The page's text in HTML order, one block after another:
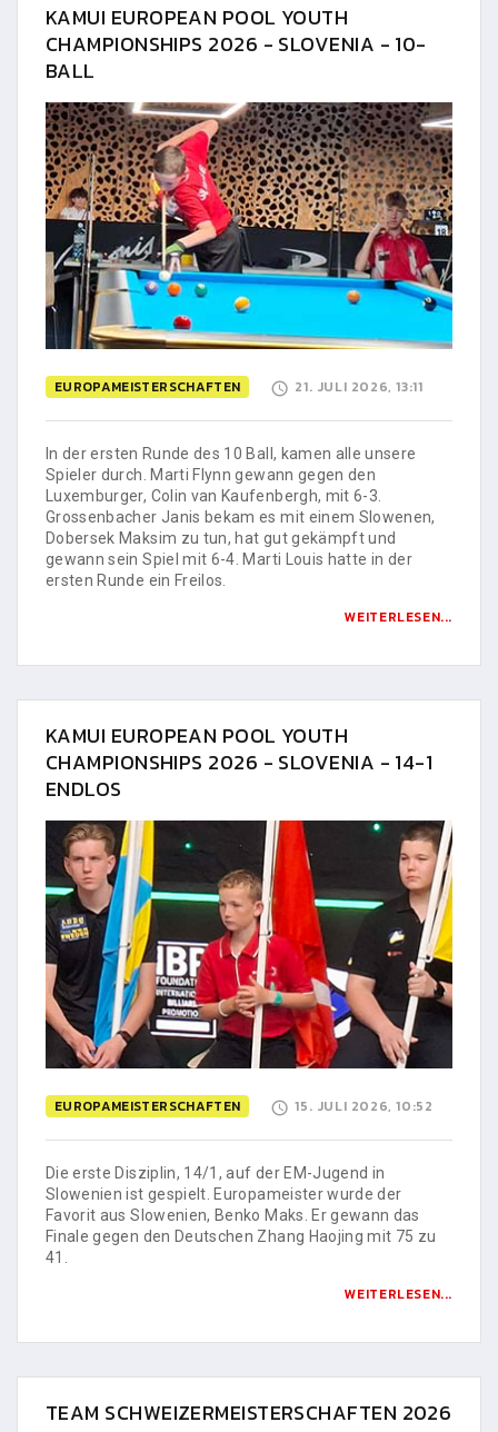
KAMUI EUROPEAN POOL YOUTH
CHAMPIONSHIPS 2026 - SLOVENIA - 10-
BALL
EUROPAMEISTERSCHAFTEN 21. JULI 2026, 13:11
In der ersten Runde des 10 Ball, kamen alle unsere
Spieler durch. Marti Flynn gewann gegen den
Luxemburger, Colin van Kaufenbergh, mit 6-3.
Grossenbacher Janis bekam es mit einem Slowenen,
Dobersek Maksim zu tun, hat gut gekämpft und
gewann sein Spiel mit 6-4. Marti Louis hatte in der
ersten Runde ein Freilos.
WEITERLESEN...
KAMUI EUROPEAN POOL YOUTH
CHAMPIONSHIPS 2026 - SLOVENIA - 14-1
ENDLOS
EUROPAMEISTERSCHAFTEN 15. JULI 2026, 10:52
Die erste Disziplin, 14/1, auf der EM-Jugend in
Slowenien ist gespielt. Europameister wurde der
Favorit aus Slowenien, Benko Maks. Er gewann das
Finale gegen den Deutschen Zhang Haojing mit 75 zu
41.
WEITERLESEN...
TEAM SCHWEIZERMEISTERSCHAFTEN 2026